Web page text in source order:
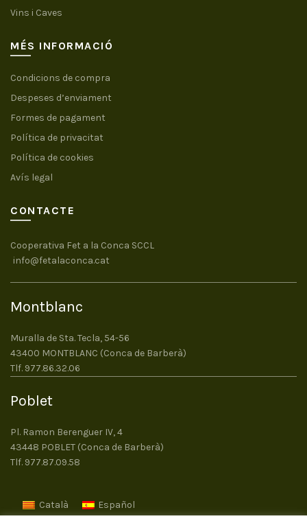
Vins i Caves
MÉS INFORMACIÓ
Condicions de compra
Despeses d’enviament
Formes de pagament
Política de privacitat
Política de cookies
Avís legal
CONTACTE
Cooperativa Fet a la Conca SCCL
info@fetalaconca.cat
Montblanc
Muralla de Sta. Tecla, 54-56
43400 MONTBLANC (Conca de Barberà)
Tlf. 977.86.32.06
Poblet
Pl. Ramon Berenguer IV, 4
43448 POBLET (Conca de Barberà)
Tlf. 977.87.09.58
Català Español